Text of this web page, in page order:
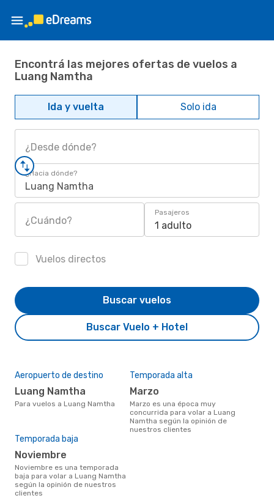
Encontrá las mejores ofertas de vuelos a
Luang Namtha
Ida y vuelta Solo ida
¿Desde dónde?
¿Hacia dónde?
Luang Namtha
¿Cuándo?
Pasajeros
1 adulto
Vuelos directos
Buscar Vuelo + Hotel
Buscar vuelos
Aeropuerto de destino
Luang Namtha
Para vuelos a Luang Namtha
Temporada alta
marzo
marzo es una época muy
concurrida para volar a Luang
Namtha según la opinión de
nuestros clientes
Temporada baja
noviembre
noviembre es una temporada
baja para volar a Luang Namtha
según la opinión de nuestros
clientes